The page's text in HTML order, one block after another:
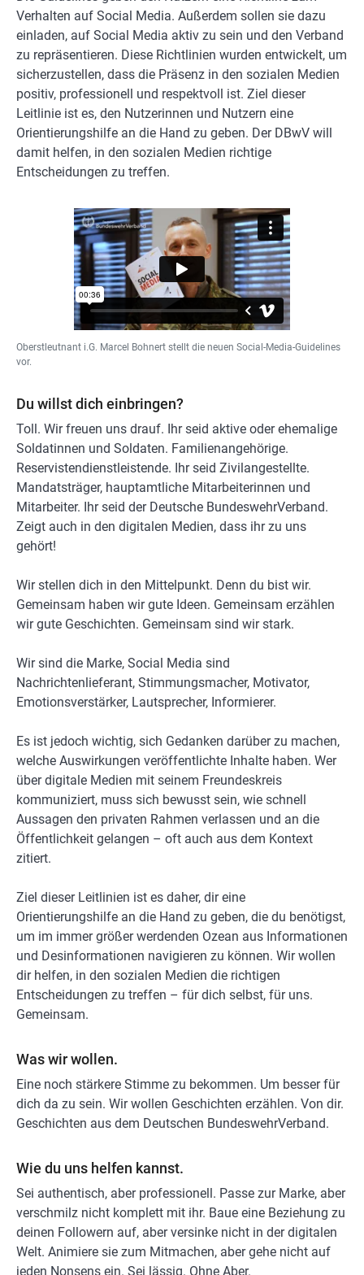
Verhalten auf Social Media. Außerdem sollen sie dazu
einladen, auf Social Media aktiv zu sein und den Verband
zu repräsentieren. Diese Richtlinien wurden entwickelt, um
sicherzustellen, dass die Präsenz in den sozialen Medien
positiv, professionell und respektvoll ist. Ziel dieser
Leitlinie ist es, den Nutzerinnen und Nutzern eine
Orientierungshilfe an die Hand zu geben. Der DBwV will
damit helfen, in den sozialen Medien richtige
Entscheidungen zu treffen.
Oberstleutnant i.G. Marcel Bohnert stellt die neuen Social-Media-Guidelines
vor.
Du willst dich einbringen?
Toll. Wir freuen uns drauf. Ihr seid aktive oder ehemalige
Soldatinnen und Soldaten. Familienangehörige.
Reservistendienstleistende. Ihr seid Zivilangestellte.
Mandatsträger, hauptamtliche Mitarbeiterinnen und
Mitarbeiter. Ihr seid der Deutsche BundeswehrVerband.
Zeigt auch in den digitalen Medien, dass ihr zu uns
gehört!
Wir stellen dich in den Mittelpunkt. Denn du bist wir.
Gemeinsam haben wir gute Ideen. Gemeinsam erzählen
wir gute Geschichten. Gemeinsam sind wir stark.
Wir sind die Marke, Social Media sind
Nachrichtenlieferant, Stimmungsmacher, Motivator,
Emotionsverstärker, Lautsprecher, Informierer.
Es ist jedoch wichtig, sich Gedanken darüber zu machen,
welche Auswirkungen veröffentlichte Inhalte haben. Wer
über digitale Medien mit seinem Freundeskreis
kommuniziert, muss sich bewusst sein, wie schnell
Aussagen den privaten Rahmen verlassen und an die
Öffentlichkeit gelangen – oft auch aus dem Kontext
zitiert.
Ziel dieser Leitlinien ist es daher, dir eine
Orientierungshilfe an die Hand zu geben, die du benötigst,
um im immer größer werdenden Ozean aus Informationen
und Desinformationen navigieren zu können. Wir wollen
dir helfen, in den sozialen Medien die richtigen
Entscheidungen zu treffen – für dich selbst, für uns.
Gemeinsam.
Was wir wollen.
Eine noch stärkere Stimme zu bekommen. Um besser für
dich da zu sein. Wir wollen Geschichten erzählen. Von dir.
Geschichten aus dem Deutschen BundeswehrVerband.
Wie du uns helfen kannst.
Sei authentisch, aber professionell. Passe zur Marke, aber
verschmilz nicht komplett mit ihr. Baue eine Beziehung zu
deinen Followern auf, aber versinke nicht in der digitalen
Welt. Animiere sie zum Mitmachen, aber gehe nicht auf
jeden Nonsens ein. Sei lässig. Ohne Aber.